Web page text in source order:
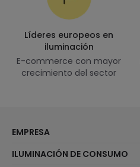
Líderes europeos en
iluminación
E-commerce con mayor
crecimiento del sector
EMPRESA
Atención al cliente
ILUMINACIÓN DE CONSUMO